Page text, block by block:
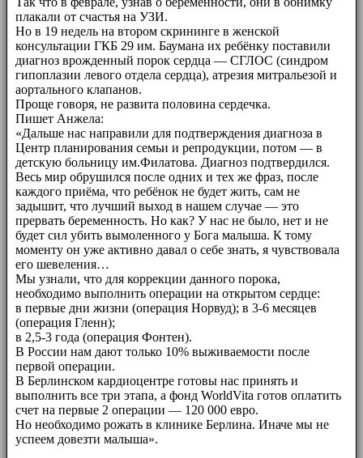
плакали от счастья на УЗИ.
Но в 19 недель на втором скрининге в женской
консультации ГКБ 29 им. Баумана их ребёнку поставили
диагноз врожденный порок сердца — СГЛОС (синдром
гипоплазии левого отдела сердца), атрезия митральезой и
аортального клапанов.
Проще говоря, не развита половина сердечка.
Пишет Анжела:
«Дальше нас направили для подтверждения диагноза в
Центр планирования семьи и репродукции, потом — в
детскую больницу им.Филатова. Диагноз подтвердился.
Весь мир обрушился после одних и тех же фраз, после
каждого приёма, что ребёнок не будет жить, сам не
задышит, что лучший выход в нашем случае — это
прервать беременность. Но как? У нас не было, нет и не
будет сил убить вымоленного у Бога малыша. К тому
моменту он уже активно давал о себе знать, я чувствовала
его шевеления…
Мы узнали, что для коррекции данного порока,
необходимо выполнить операции на открытом сердце:
в первые дни жизни (операция Норвуд); в 3-6 месяцев
(операция Гленн);
в 2,5-3 года (операция Фонтен).
В России нам дают только 10% выживаемости после
первой операции.
В Берлинском кардиоцентре готовы нас принять и
выполнить все три этапа, а фонд WorldVita готов оплатить
счет на первые 2 операции — 120 000 евро.
Но необходимо рожать в клинике Берлина. Иначе мы не
успеем довезти малыша».